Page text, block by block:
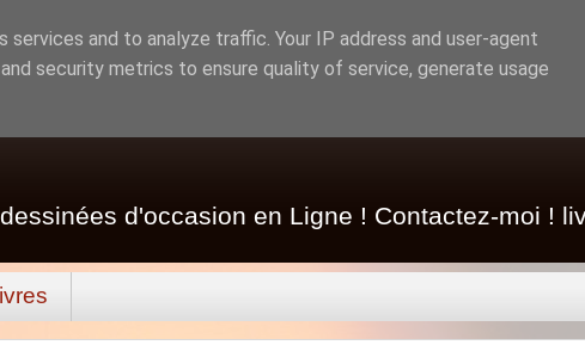
d'occasion en Ligne ! Contactez-moi !
and to analyze traffic. Your IP address and user-agent
security metrics to ensure quality of service, generate usage